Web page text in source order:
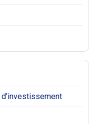
d’investissement